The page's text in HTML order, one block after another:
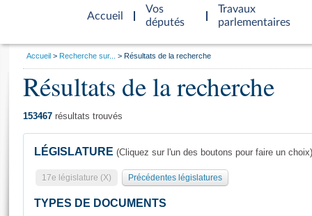
Accueil
d'accueil
Vos
députés
Travaux
parlementaires
Présidence
Séance publique
Général
Rôle et pouvoirs de l'Assemblée
Visiter l'Assemblée
Vous
Accueil Recherche sur... Résultats de la recherche
Résultats de la recherche
153467 résultats trouvés
LÉGISLATURE (Cliquez sur l'un des boutons pour faire un choix)
17e législature (X) Précédentes législatures
TYPES DE DOCUMENTS